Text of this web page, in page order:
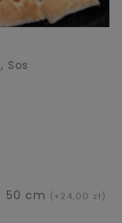
, Sos
50 cm (+24,00 zł)